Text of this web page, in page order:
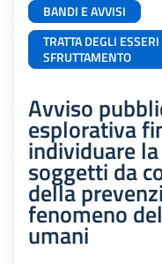
BANDI E AVVISI
TRATTA DEGLI
SFRUTTAMENTO
Avviso
esplorativa
individuare
soggetti da
della
fenomeno
umani